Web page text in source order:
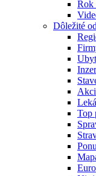
Rok
Dôležité
Top